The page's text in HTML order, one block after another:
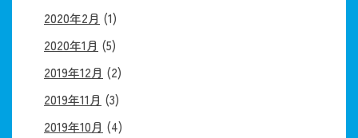
2020年2月 (1)
2020年1月 (5)
2019年12月 (2)
2019年11月 (3)
2019年10月 (4)